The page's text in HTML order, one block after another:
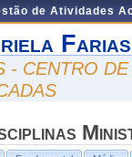
de Atividades
Farias
- CENTRO